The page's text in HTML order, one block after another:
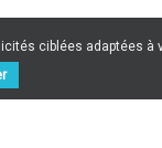
ciblées adaptées